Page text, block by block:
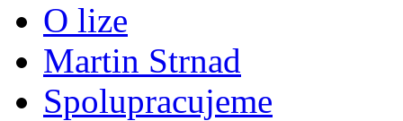
O lize
Martin Strnad
Spolupracujeme